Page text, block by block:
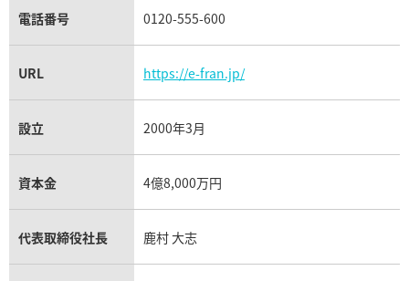
電話番号 0120-555-600
URL https://e-fran.jp/
設立 2000年3月
資本金 4億8,000万円
代表取締役社長 鹿村 大志